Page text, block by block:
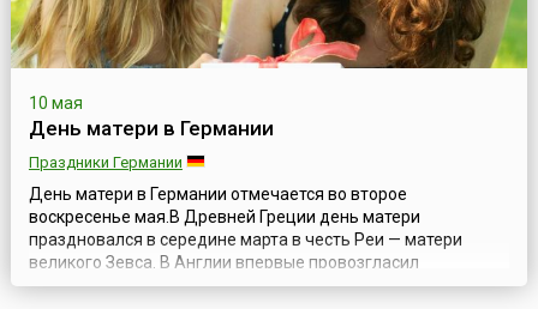
10 мая
День матери в Германии
Праздники Германии
День матери в Германии отмечается во второе
воскресенье мая.В Древней Греции день матери
праздновался в середине марта в честь Реи — матери
великого Зевса. В Англии впервые провозгласил
материнский день король Генрих III (1216 – 1239) в третье